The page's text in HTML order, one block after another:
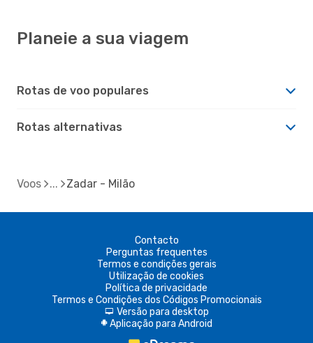
Planeie a sua viagem
Rotas de voo populares
Rotas alternativas
Voos Zadar - Milão
Contacto
Perguntas frequentes
Termos e condições gerais
Utilização de cookies
Política de privacidade
Termos e Condições dos Códigos Promocionais
d Versão para desktop
A Aplicação para Android